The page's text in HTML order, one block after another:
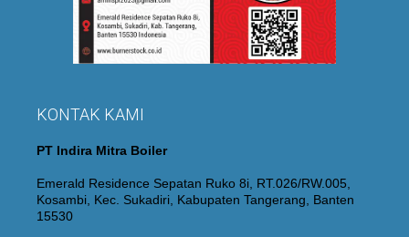
KONTAK KAMI
PT Indira Mitra Boiler
Emerald Residence Sepatan Ruko 8i, RT.026/RW.005,
Kosambi, Kec. Sukadiri, Kabupaten Tangerang, Banten
15530